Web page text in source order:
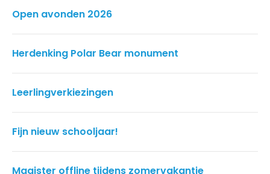
Open avonden 2026
Herdenking Polar Bear monument
Leerlingverkiezingen
Fijn nieuw schooljaar!
Magister offline tijdens zomervakantie